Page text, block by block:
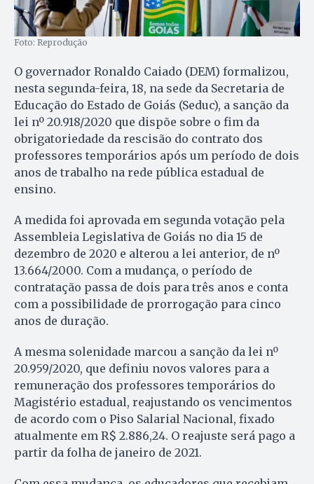
Foto: Reprodução
O governador Ronaldo Caiado (DEM) formalizou,
nesta segunda-feira, 18, na sede da Secretaria de
Educação do Estado de Goiás (Seduc), a sanção da
lei nº 20.918/2020 que dispõe sobre o fim da
obrigatoriedade da rescisão do contrato dos
professores temporários após um período de dois
anos de trabalho na rede pública estadual de
ensino.
A medida foi aprovada em segunda votação pela
Assembleia Legislativa de Goiás no dia 15 de
dezembro de 2020 e alterou a lei anterior, de nº
13.664/2000. Com a mudança, o período de
contratação passa de dois para três anos e conta
com a possibilidade de prorrogação para cinco
anos de duração.
A mesma solenidade marcou a sanção da lei nº
20.959/2020, que definiu novos valores para a
remuneração dos professores temporários do
Magistério estadual, reajustando os vencimentos
de acordo com o Piso Salarial Nacional, fixado
atualmente em R$ 2.886,24. O reajuste será pago a
partir da folha de janeiro de 2021.